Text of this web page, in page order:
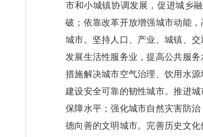
市和小城镇协调发展，促进城乡
破；依靠改革开放增强城市动能
城市。坚持人口、产业、城镇、
发展生活性服务业，提高公共服
措施解决城市空气治理、饮用水
建设安全可靠的韧性城市。推进
保障水平；强化城市自然灾害防
德向善的文明城市。完善历史文